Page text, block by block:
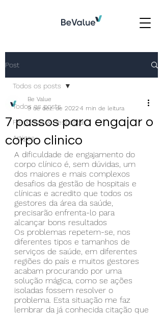
Post
Todos os posts
Perguntas & Respostas
Artigos
Todos os posts
7 passos para engajar o
corpo clinico
Be Value
9 de dez. de 2022 4 min de leitura
A dificuldade de engajamento do
corpo clínico é, sem dúvidas, um
dos maiores e mais complexos
desafios da gestão de hospitais e
clínicas e acredito que todos os
gestores da área da saúde,
precisarão enfrenta-lo para
alcançar bons resultados
Os problemas repetem-se, nos
diferentes tipos e tamanhos de
serviços de saúde, em diferentes
regiões do país e muitos gestores
acabam procurando por uma
solução mágica, como se ações
isoladas fossem resolver o
problema. Esta situação me faz
lembrar da já conhecida citação que